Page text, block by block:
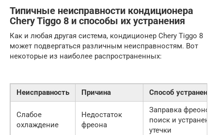
Типичные неисправности кондиционера
Chery Tiggo 8 и способы их устранения
Как и любая другая система, кондиционер Chery Tiggo 8
может подвергаться различным неисправностям. Вот
некоторые из наиболее распространенных:
Неисправность Причина Способ устранения
Слабое
охлаждение
Недостаток
фреона
Заправка фреоном,
поиск и устранение
утечки